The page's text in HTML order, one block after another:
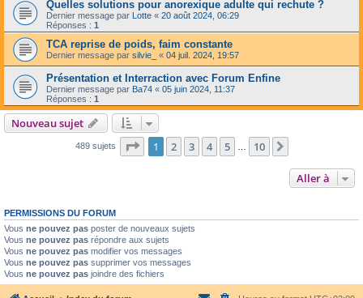
Quelles solutions pour anorexique adulte qui rechute ?
Dernier message par Lotte « 20 août 2024, 06:29
Réponses : 1
TCA reprise de poids, faim constante
Dernier message par silvie_ « 04 juil. 2024, 19:57
Présentation et Interraction avec Forum Enfine
Dernier message par Ba74 « 05 juin 2024, 11:37
Réponses : 1
Nouveau sujet
489 sujets Page 1sur10
1 2 3 4 5 10
Aller à
PERMISSIONS DU FORUM
Vous ne pouvez pas poster de nouveaux sujets
Vous ne pouvez pas répondre aux sujets
Vous ne pouvez pas modifier vos messages
Vous ne pouvez pas supprimer vos messages
Vous ne pouvez pas joindre des fichiers